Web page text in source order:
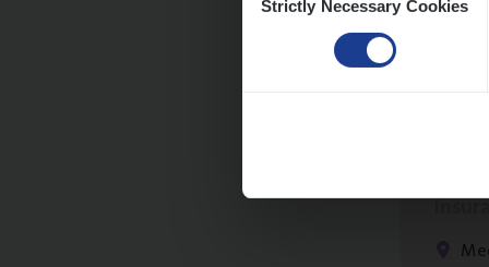
Selection
Strictly Necessary Cookies